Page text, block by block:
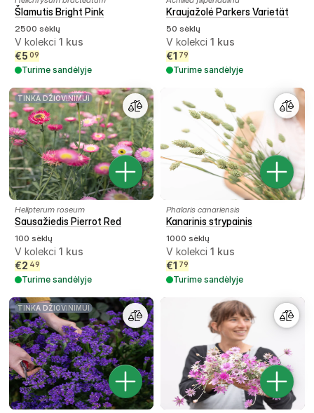
Šlamutis Bright Pink
2500 sėklų
V kolekci 1 kus
€5 09
Turime sandėlyje
Kraujažolė Parkers Varietät
50 sėklų
V kolekci 1 kus
€1 79
Turime sandėlyje
TINKA DŽIOVINIMUI
Helipterum roseum
Sausažiedis Pierrot Red
100 sėklų
V kolekci 1 kus
€2 49
Turime sandėlyje
Phalaris canariensis
Kanarinis strypainis
1000 sėklų
V kolekci 1 kus
€1 79
Turime sandėlyje
TINKA DŽIOVINIMUI